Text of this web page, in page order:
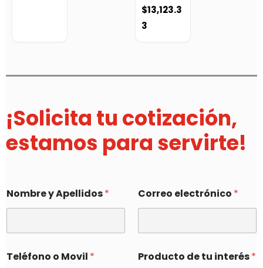
$13,123.3
3
¡Solicita tu cotización,
estamos para servirte!
Nombre y Apellidos* Correo electrónico *
Teléfono o Movil * Producto de tu interés*